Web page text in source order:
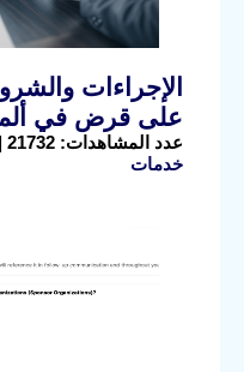
الإجراءات
على قرض في
عدد المشاهدات: 21732 |
خدمات